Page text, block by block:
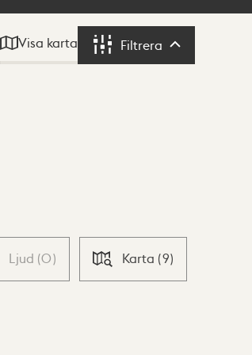
Visa karta Filtrera Filtrera
Ljud (0) Karta (9)